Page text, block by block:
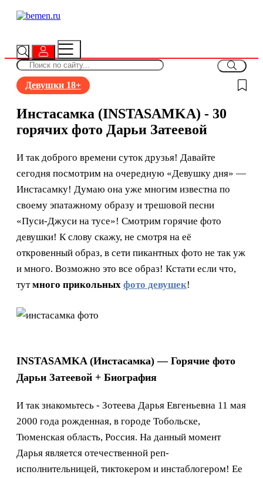
Девушки 18+
Инстасамка (INSTASAMKA) - 30
горячих фото Дарьи Затеевой
И так доброго времени суток друзья! Давайте
сегодня посмотрим на очередную «Девушку дня» —
Инстасамку! Думаю она уже многим известна по
своему эпатажному образу и трешовой песни
«Пуси-Джуси на тусе»! Смотрим горячие фото
девушки! К слову скажу, не смотря на её
откровенный образ, в сети пикантных фото не так уж
и много. Возможно это все образ! Кстати если что,
тутмного прикольных фото девушек!
INSTASAMKA (Инстасамка) — Горячие фото
Дарьи Затеевой + Биография
И так знакомьтесь - Зотеева Дарья Евгеньевна 11 мая
2000 года рожденная, в городе Тобольске,
Тюменская область, Россия. На данный момент
Дарья является отечественной реп-
исполнительницей, тиктокером и инстаблогером! Ее